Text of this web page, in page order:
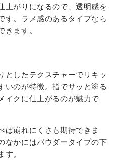
上がりになるので、透明感を
す。ラメ感のあるタイプなら
ます。
としたテクスチャーでリキッ
いのが特徴。指でサッと塗る
イクに仕上がるのが魅力で
ば崩れにくさも期待できま
なかにはパウダータイプの下
。